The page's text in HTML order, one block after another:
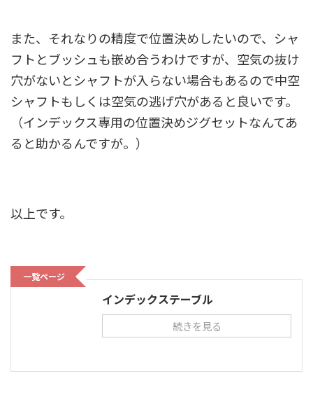
また、それなりの精度で位置決めしたいので、シャ
フトとブッシュも嵌め合うわけですが、空気の抜け
穴がないとシャフトが入らない場合もあるので中空
シャフトもしくは空気の逃げ穴があると良いです。
（インデックス専用の位置決めジグセットなんてあ
ると助かるんですが。）
以上です。
一覧ページ
インデックステーブル
続きを見る